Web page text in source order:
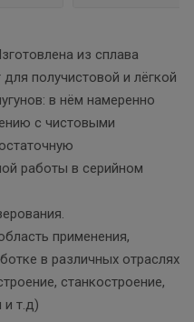
из сплава
получистовой и лёгкой
в нём намеренно
с чистовыми
работы в серийном
применения,
в различных отраслях
станкостроение,
и т.д)